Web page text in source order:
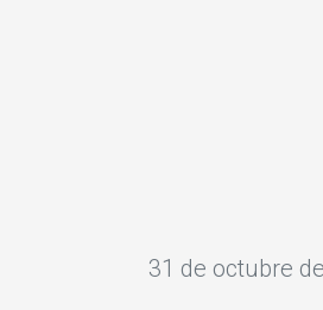
31 de octubre